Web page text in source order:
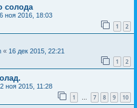
солода
ноя 2016, 18:03
1 2
« 16 дек 2015, 22:21
1 2
ноя 2015, 11:28
1 … 7 8 9 10